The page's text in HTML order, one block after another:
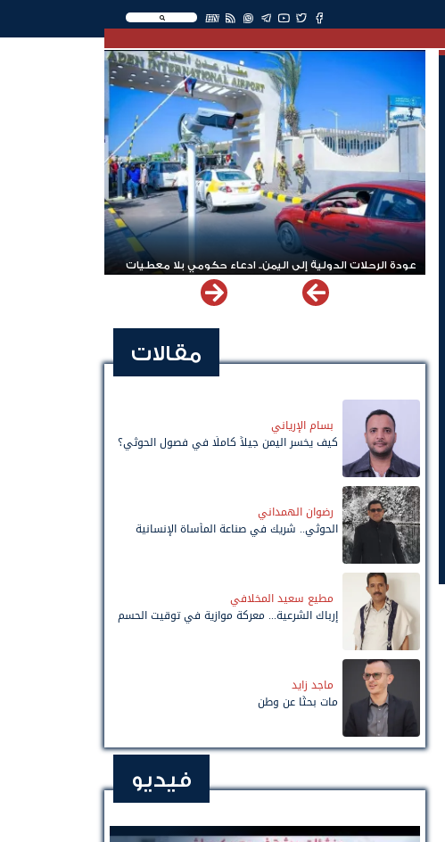
EN
عودة الرحلات الدولية إلى اليمن.. ادعاء حكومي بلا معطيات
مقالات
بسام الإرياني
كيف يخسر اليمن جيلاً كاملًا في فصول الحوثي؟
رضوان الهمداني
الحوثي.. شريك في صناعة المأساة الإنسانية
مطيع سعيد المخلافي
إرباك الشرعية... معركة موازية في توقيت الحسم
ماجد زايد
مات بحثًا عن وطن
فيديو